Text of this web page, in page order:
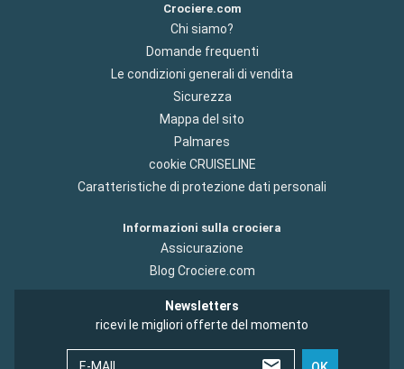
Crociere.com
Chi siamo?
Domande frequenti
Le condizioni generali di vendita
Sicurezza
Mappa del sito
Palmares
cookie CRUISELINE
Caratteristiche di protezione dati personali
Informazioni sulla crociera
Assicurazione
Blog Crociere.com
Newsletters
ricevi le migliori offerte del momento